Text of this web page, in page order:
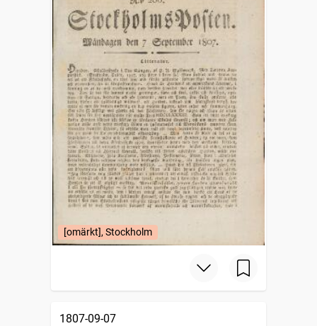
[omärkt], Stockholm
1807-09-07